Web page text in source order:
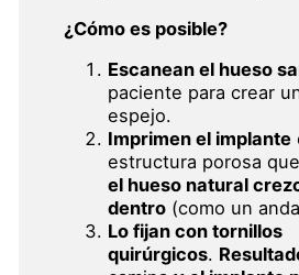
¿Cómo es posible?
Escanean el hueso
paciente para crear
espejo.
Imprimen el implante
estructura porosa que
el hueso natural
dentro(como un
Lo fijan con tornillos
quirúrgicos.